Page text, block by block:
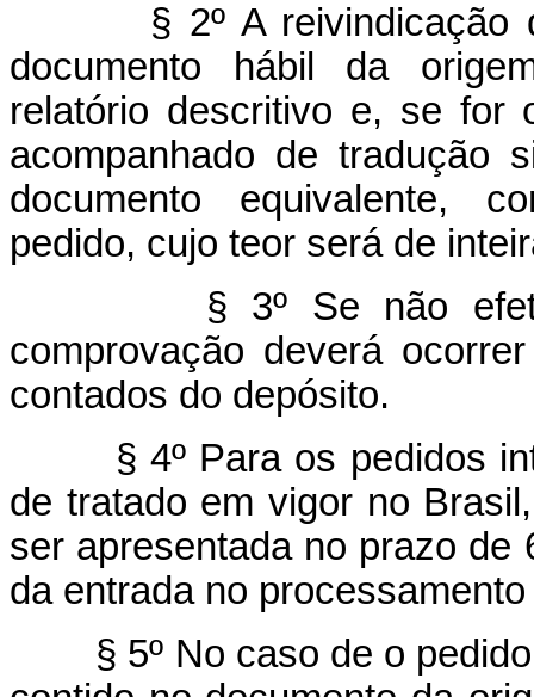
§ 2º A reivindicação
documento hábil da
relatório descritivo e, se for
acompanhado de tradução
documento equivalente,
pedido, cujo teor será de
§ 3º Se não
comprovação deverá
contados do depósito.
§ 4º Para os pedidos
de tratado em vigor no
ser apresentada no prazo de
da entrada no
§ 5º No caso de o